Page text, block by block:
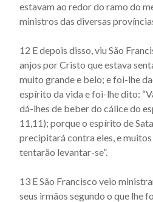
Actus beati Francisci et
Actus beati Francisci et
Actus beati Francisci et
Actus beati Francisci et
Actus beati Francisci et
Actus beati Francisci et
Actus beati Francisci et
Actus beati Francisci et
esta­vam ao redor do ramo do
ministros das diversas
12 E depois disso, viu São
anjos por Cristo que estava
muito grande e belo; e foi-lhe
espírito da vida e foi-lhe dito:
dá-lhes de beber do cálice do
11,11); porque o espírito de
precipitará contra eles, e muitos
tentarão levantar-se”.
13 E São Francisco veio
seus irmãos segundo o que lhe